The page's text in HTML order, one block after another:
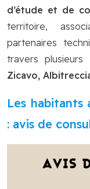
d’étude et de
territoire,
partenaires
travers plusieurs
Zicavo,
Les habitants
: avis de